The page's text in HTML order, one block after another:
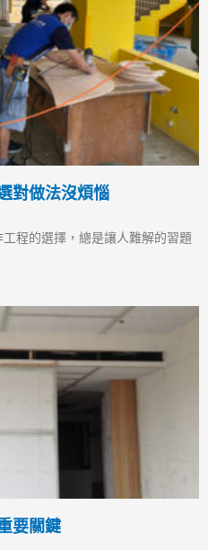
對做法沒煩惱
程的選擇，總是讓人難解的習題
要關鍵